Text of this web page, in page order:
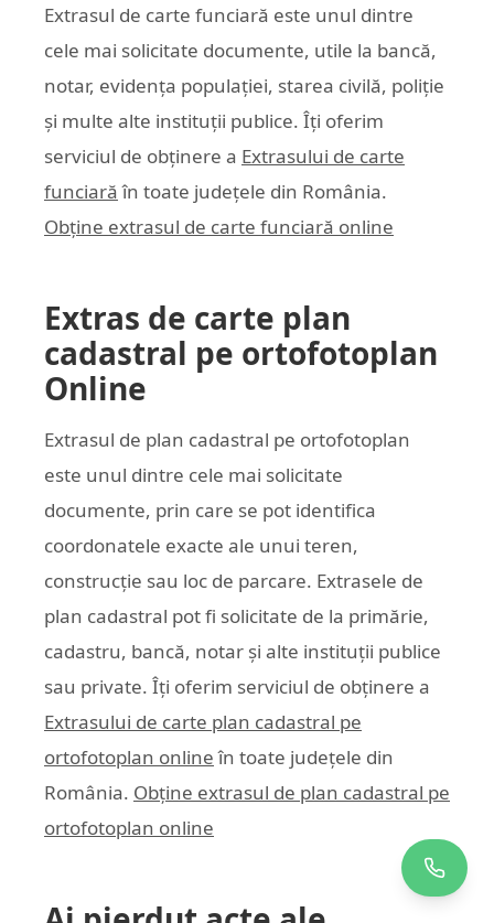
Extrasul de carte funciară este unul dintre
cele mai solicitate documente, utile la bancă,
notar, evidența populației, starea civilă, poliție
și multe alte instituții publice. Îți oferim
serviciul de obținere a Extrasului de carte
funciară în toate județele din România.
Obține extrasul de carte funciară online
Extras de carte plan
cadastral pe ortofotoplan
Online
Extrasul de plan cadastral pe ortofotoplan
este unul dintre cele mai solicitate
documente, prin care se pot identifica
coordonatele exacte ale unui teren,
construcție sau loc de parcare. Extrasele de
plan cadastral pot fi solicitate de la primărie,
cadastru, bancă, notar și alte instituții publice
sau private. Îți oferim serviciul de obținere a
Extrasului de carte plan cadastral pe
ortofotoplan online în toate județele din
România. Obține extrasul de plan cadastral pe
ortofotoplan online